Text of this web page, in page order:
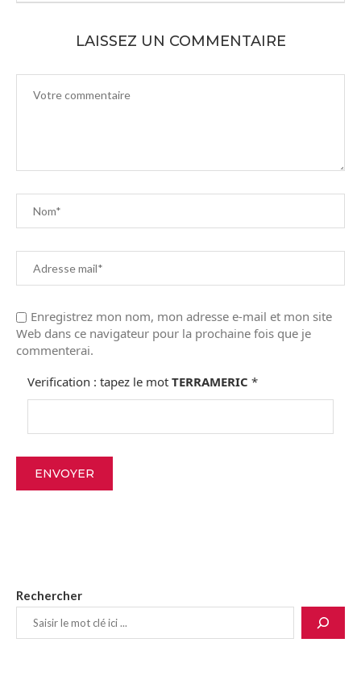
LAISSEZ UN COMMENTAIRE
Enregistrez mon nom, mon adresse e-mail et mon site
Web dans ce navigateur pour la prochaine fois que je
commenterai.
Verification : tapez le mot TERRAMERIC *
Rechercher